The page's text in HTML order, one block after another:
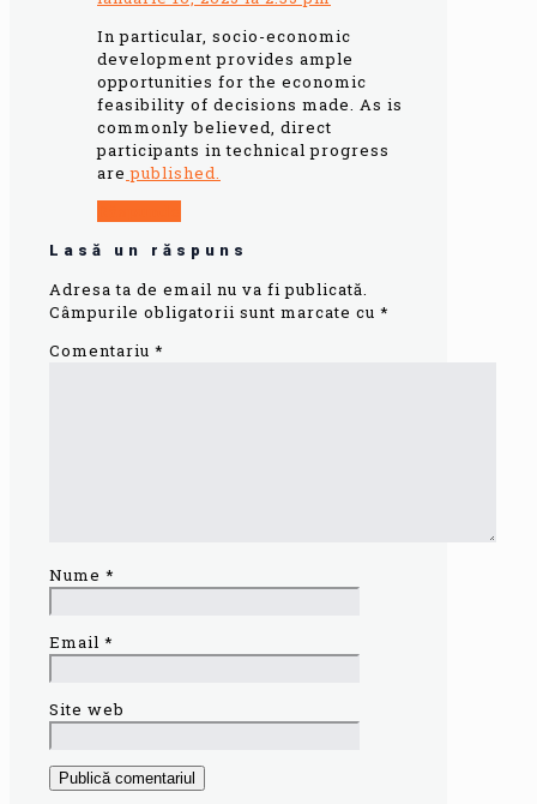
In particular, socio-economic
development provides ample
opportunities for the economic
feasibility of decisions made. As is
commonly believed, direct
participants in technical progress
are published.
Lasă un răspuns
Adresa ta de email nu va fi publicată.
Câmpurile obligatorii sunt marcate cu *
Comentariu *
Nume *
Email *
Site web